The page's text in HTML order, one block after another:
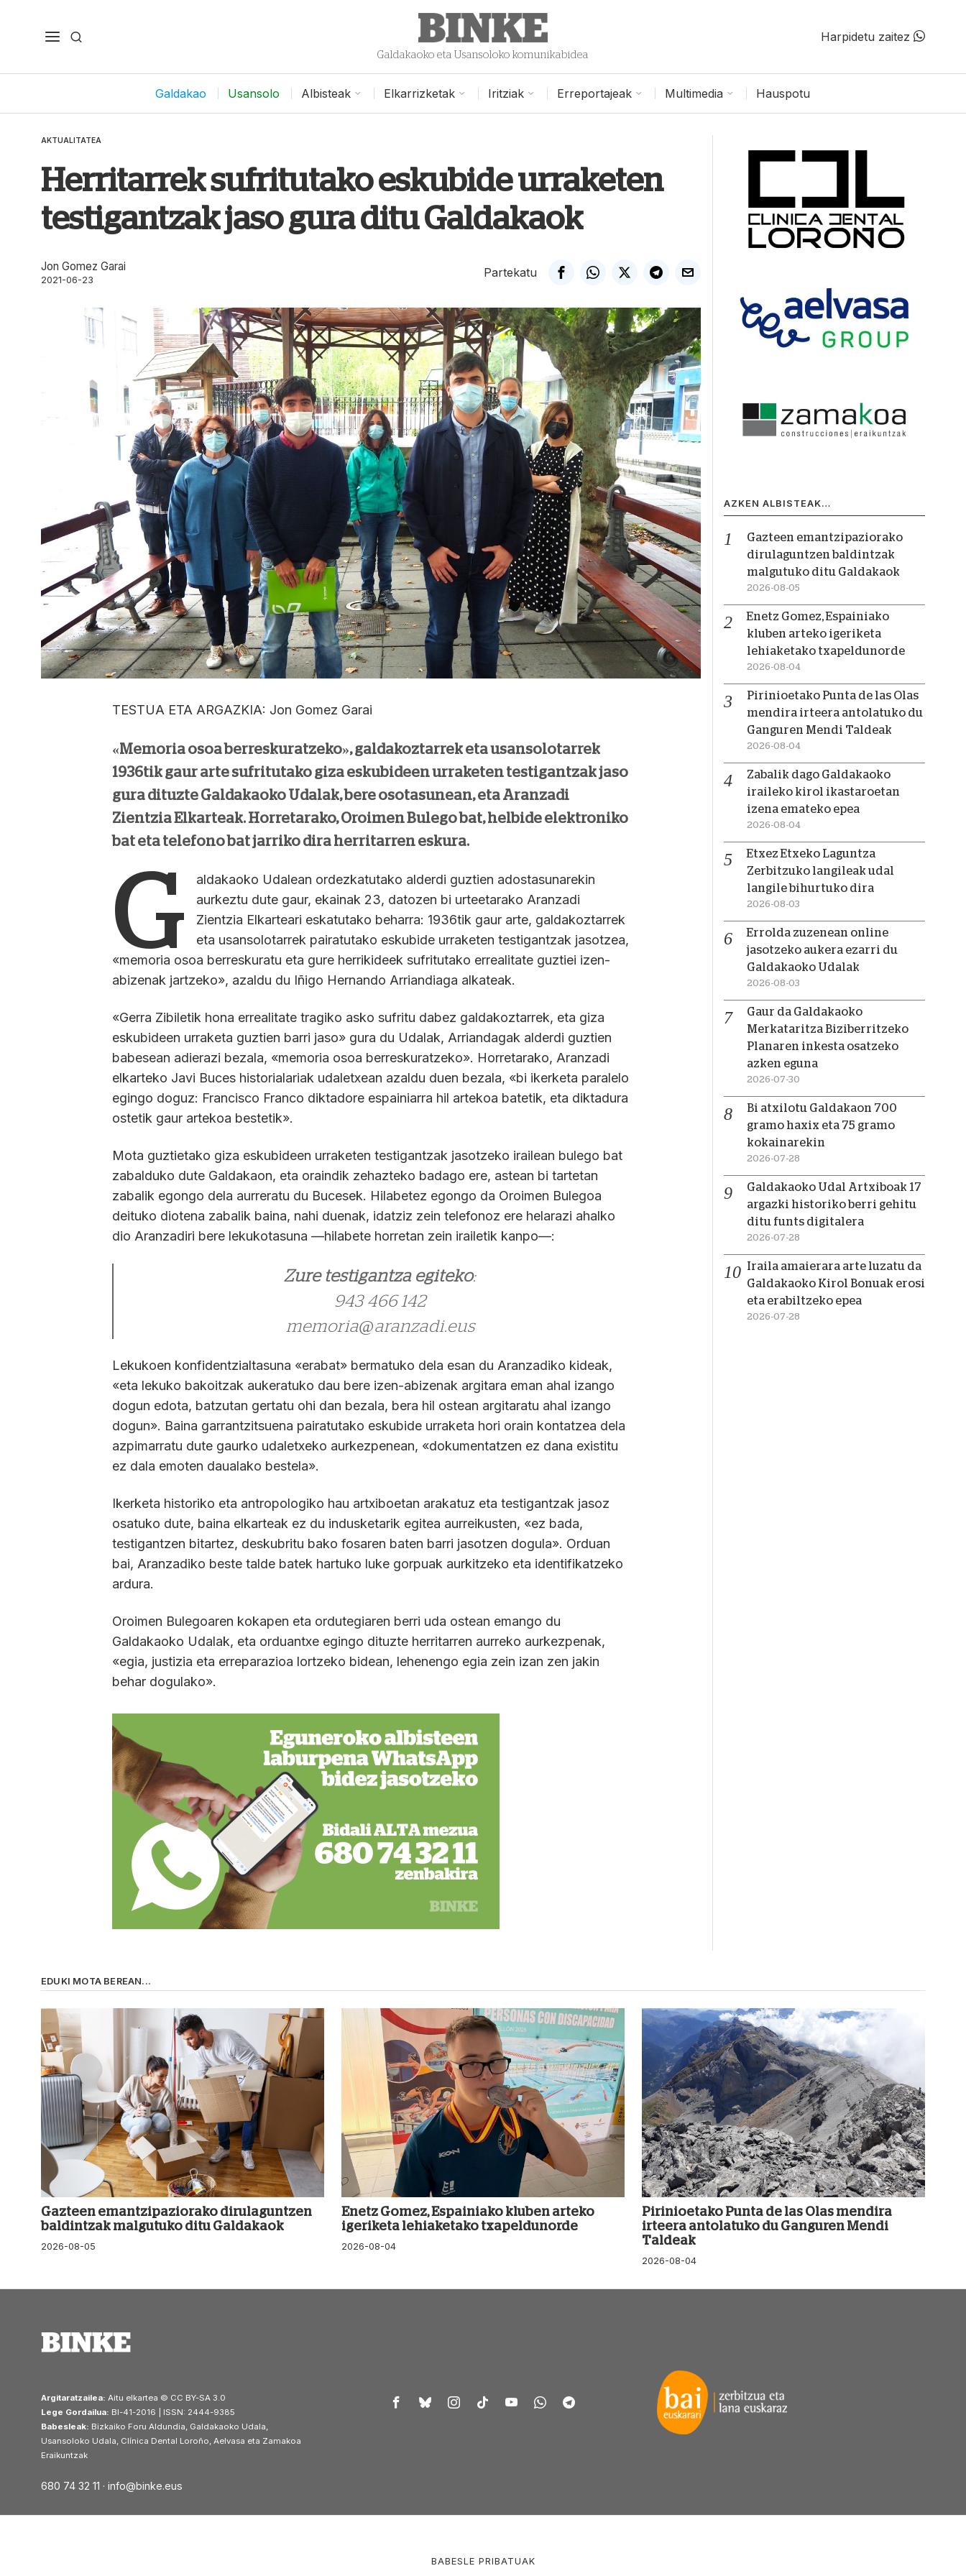
Galdakaoko eta Usansoloko komunikabidea
Harpidetu zaitez
Galdakao Usansolo Albisteak Elkarrizketak Iritziak Erreportajeak Multimedia Hauspotu
AKTUALITATEA
Herritarrek sufritutako eskubide urraketen
testigantzak jaso gura ditu Galdakaok
Jon Gomez Garai
2021-06-23
Partekatu
TESTUA ETA ARGAZKIA: Jon Gomez Garai
«Memoria osoa berreskuratzeko», galdakoztarrek eta usansolotarrek
1936tik gaur arte sufritutako giza eskubideen urraketen testigantzak jaso
gura dituzte Galdakaoko Udalak, bere osotasunean, eta Aranzadi
Zientzia Elkarteak. Horretarako, Oroimen Bulego bat, helbide elektroniko
bat eta telefono bat jarriko dira herritarren eskura.
G
aldakaoko Udalean ordezkatutako alderdi guztien adostasunarekin
aurkeztu dute gaur, ekainak 23, datozen bi urteetarako Aranzadi
Zientzia Elkarteari eskatutako beharra: 1936tik gaur arte, galdakoztarrek
eta usansolotarrek pairatutako eskubide urraketen testigantzak jasotzea,
«memoria osoa berreskuratu eta gure herrikideek sufritutako errealitate guztiei izen-
abizenak jartzeko», azaldu du Iñigo Hernando Arriandiaga alkateak.
«Gerra Zibiletik hona errealitate tragiko asko sufritu dabez galdakoztarrek, eta giza
eskubideen urraketa guztien barri jaso» gura du Udalak, Arriandagak alderdi guztien
babesean adierazi bezala, «memoria osoa berreskuratzeko». Horretarako, Aranzadi
elkarteko Javi Buces historialariak udaletxean azaldu duen bezala, «bi ikerketa paralelo
egingo doguz: Francisco Franco diktadore espainiarra hil artekoa batetik, eta diktadura
ostetik gaur artekoa bestetik».
Mota guztietako giza eskubideen urraketen testigantzak jasotzeko irailean bulego bat
zabalduko dute Galdakaon, eta oraindik zehazteko badago ere, astean bi tartetan
zabalik egongo dela aurreratu du Bucesek. Hilabetez egongo da Oroimen Bulegoa
deituko diotena zabalik baina, nahi duenak, idatziz zein telefonoz ere helarazi ahalko
dio Aranzadiri bere lekukotasuna —hilabete horretan zein irailetik kanpo—:
Zure testigantza egiteko:
943 466 142
memoria@aranzadi.eus
Lekukoen konfidentzialtasuna «erabat» bermatuko dela esan du Aranzadiko kideak,
«eta lekuko bakoitzak aukeratuko dau bere izen-abizenak argitara eman ahal izango
dogun edota, batzutan gertatu ohi dan bezala, bera hil ostean argitaratu ahal izango
dogun». Baina garrantzitsuena pairatutako eskubide urraketa hori orain kontatzea dela
azpimarratu dute gaurko udaletxeko aurkezpenean, «dokumentatzen ez dana existitu
ez dala emoten daualako bestela».
Ikerketa historiko eta antropologiko hau artxiboetan arakatuz eta testigantzak jasoz
osatuko dute, baina elkarteak ez du indusketarik egitea aurreikusten, «ez bada,
testigantzen bitartez, deskubritu bako fosaren baten barri jasotzen dogula». Orduan
bai, Aranzadiko beste talde batek hartuko luke gorpuak aurkitzeko eta identifikatzeko
ardura.
Oroimen Bulegoaren kokapen eta ordutegiaren berri uda ostean emango du
Galdakaoko Udalak, eta orduantxe egingo dituzte herritarren aurreko aurkezpenak,
«egia, justizia eta erreparazioa lortzeko bidean, lehenengo egia zein izan zen jakin
behar dogulako».
AZKEN ALBISTEAK…
Gazteen emantzipaziorako
dirulaguntzen baldintzak
malgutuko ditu Galdakaok
2026-08-05
Enetz Gomez, Espainiako
kluben arteko igeriketa
lehiaketako txapeldunorde
2026-08-04
Pirinioetako Punta de las Olas
mendira irteera antolatuko du
Ganguren Mendi Taldeak
2026-08-04
Zabalik dago Galdakaoko
iraileko kirol ikastaroetan
izena emateko epea
2026-08-04
Etxez Etxeko Laguntza
Zerbitzuko langileak udal
langile bihurtuko dira
2026-08-03
Errolda zuzenean online
jasotzeko aukera ezarri du
Galdakaoko Udalak
2026-08-03
Gaur da Galdakaoko
Merkataritza Biziberritzeko
Planaren inkesta osatzeko
azken eguna
2026-07-30
Bi atxilotu Galdakaon 700
gramo haxix eta 75 gramo
kokainarekin
2026-07-28
Galdakaoko Udal Artxiboak 17
argazki historiko berri gehitu
ditu funts digitalera
2026-07-28
Iraila amaierara arte luzatu da
Galdakaoko Kirol Bonuak erosi
eta erabiltzeko epea
2026-07-28
EDUKI MOTA BEREAN...
Gazteen emantzipaziorako dirulaguntzen
baldintzak malgutuko ditu Galdakaok
2026-08-05
Enetz Gomez, Espainiako kluben arteko
igeriketa lehiaketako txapeldunorde
2026-08-04
Pirinioetako Punta de las Olas mendira
irteera antolatuko du Ganguren Mendi
Taldeak
2026-08-04
Argitaratzailea: Aitu elkartea © CC BY-SA 3.0
Lege Gordailua: BI-41-2016 | ISSN: 2444-9385
Babesleak: Bizkaiko Foru Aldundia, Galdakaoko Udala,
Usansoloko Udala, Clínica Dental Loroño, Aelvasa eta Zamakoa
Eraikuntzak
680 74 32 11 · info@binke.eus
BABESLE PRIBATUAK